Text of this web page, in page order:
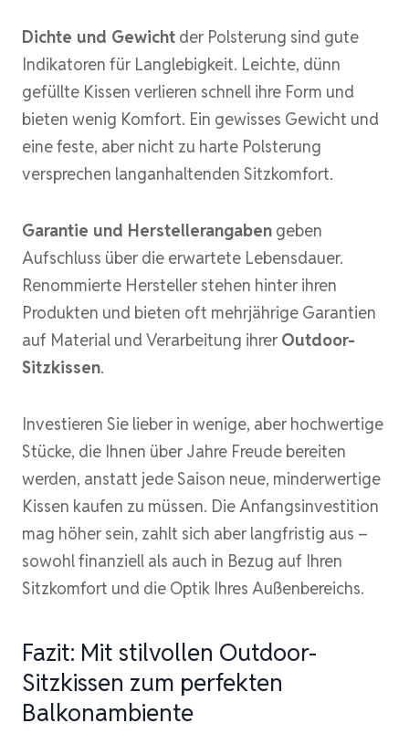
Dichte und Gewicht der Polsterung sind gute
Indikatoren für Langlebigkeit. Leichte, dünn
gefüllte Kissen verlieren schnell ihre Form und
bieten wenig Komfort. Ein gewisses Gewicht und
eine feste, aber nicht zu harte Polsterung
versprechen langanhaltenden Sitzkomfort.
Garantie und Herstellerangaben geben
Aufschluss über die erwartete Lebensdauer.
Renommierte Hersteller stehen hinter ihren
Produkten und bieten oft mehrjährige Garantien
auf Material und Verarbeitung ihrerOutdoor-
Sitzkissen.
Investieren Sie lieber in wenige, aber hochwertige
Stücke, die Ihnen über Jahre Freude bereiten
werden, anstatt jede Saison neue, minderwertige
Kissen kaufen zu müssen. Die Anfangsinvestition
mag höher sein, zahlt sich aber langfristig aus –
sowohl finanziell als auch in Bezug auf Ihren
Sitzkomfort und die Optik Ihres Außenbereichs.
Fazit: Mit stilvollen Outdoor-
Sitzkissen zum perfekten
Balkonambiente